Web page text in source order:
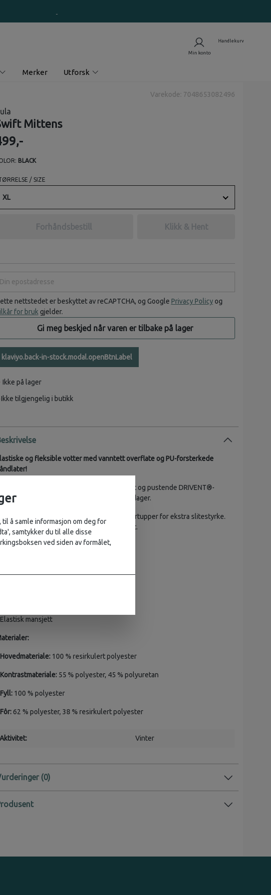
Merker Utforsk
Varekode: 7048653082496
Mittens
BLACK
/ SIZE
XL
Forhåndsbestill Klikk & Hent
nettstedet er beskyttet av reCAPTCHA, og Google Privacy Policyog
for bruk gjelder.
Gi meg beskjed når varen er tilbake på lager
klaviyo.back-in-stock.modal.openBtnLabel
Ikke på lager
Ikke tilgjengelig i butikk
og fleksible votter med vanntett overflate og PU-forsterkede
votter med 10.000 mm vanntetthet og pustende DRIVENT®-
som beskytter hendene på kjølige dager.
har forsterket PU-håndflate og fingertupper for ekstra slitestyrke.
mansjetter gir god bevegelsesfrihet.
Elastisk mansjett
Hovedmateriale:100 % resirkulert polyester
Kontrastmateriale:55 % polyester, 45 % polyuretan
Fyll:100 % polyester
Fôr:62 % polyester, 38 % resirkulert polyester
Aktivitet: Vinter
å samle informasjon om deg for
samtykker du til alle disse
ved siden av formålet,